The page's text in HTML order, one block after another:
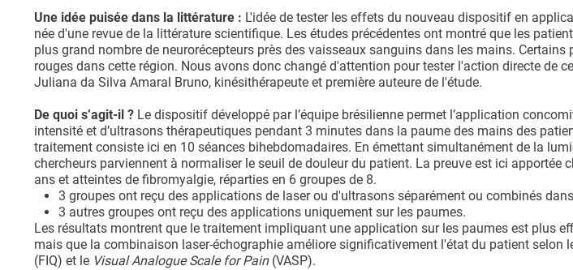
Une idée puisée dans la littérature : L'idée de tester les effets du nouveau dispositif en
née d'une revue de la littérature scientifique. Les études précédentes ont montré que les
plus grand nombre de neurorécepteurs près des vaisseaux sanguins dans les mains.
rouges dans cette région. Nous avons donc changé d'attention pour tester l'action directe de
Juliana da Silva Amaral Bruno, kinésithérapeute et première auteure de l'étude.
De quoi s’agit-il ? Le dispositif développé par l’équipe brésilienne permet l’application
intensité et d’ultrasons thérapeutiques pendant 3 minutes dans la paume des mains des
traitement consiste ici en 10 séances bihebdomadaires. En émettant simultanément de la
chercheurs parviennent à normaliser le seuil de douleur du patient. La preuve est ici apportée
ans et atteintes de fibromyalgie, réparties en 6 groupes de 8.
3 groupes ont reçu des applications de laser ou d'ultrasons séparément ou combinés
3 autres groupes ont reçu des applications uniquement sur les paumes.
Les résultats montrent que le traitement impliquant une application sur les paumes est plus
mais que la combinaison laser-échographie améliore significativement l'état du patient selon
(FIQ) et le Visual Analogue Scale for Pain(VASP).